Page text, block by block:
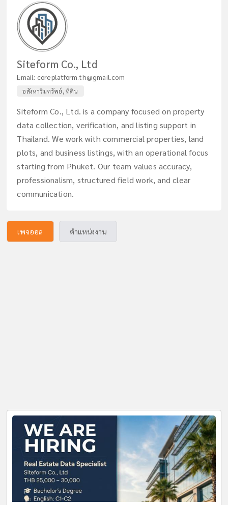
Siteform Co., Ltd
Email: coreplatform.th@gmail.com
อสังหาริมทรัพย์, ที่ดิน
Siteform Co., Ltd. is a company focused on property
data collection, verification, and listing support in
Thailand. We work with commercial properties, land
plots, and business listings, with an operational focus
starting from Phuket. Our team values accuracy,
professionalism, structured field work, and clear
communication.
เพจออล ตำแหน่งงาน